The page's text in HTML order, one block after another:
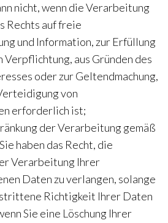
nicht, wenn die Verarbeitung
Rechts auf freie
und Information, zur Erfüllung
aus Gründen des
oder zur Geltendmachung,
von
erforderlich ist;
der Verarbeitung gemäß
haben das Recht, die
Verarbeitung Ihrer
Daten zu verlangen, solange
Richtigkeit Ihrer Daten
Sie eine Löschung Ihrer